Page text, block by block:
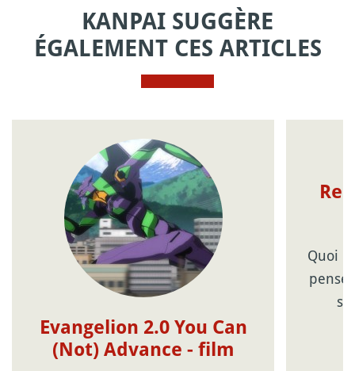
KANPAI SUGGÈRE
ÉGALEMENT CES ARTICLES
Evangelion 2.0 You Can
(Not) Advance - film
Quoi